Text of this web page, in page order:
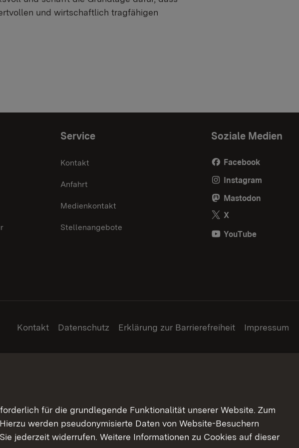
und wirtschaftlich tragfähigen
Service
Kontakt
Anfahrt
Medienkontakt
Stellenangebote
Soziale Medien
Facebook
Instagram
Mastodon
X
YouTube
Kontakt Datenschutz Erklärung zur Barrierefreiheit Impressum
für die grundlegende Funktionalität unserer Website. Zum
werden pseudonymisierte Daten von Website-Besuchern
jederzeit widerrufen. Weitere Informationen zu Cookies auf dieser